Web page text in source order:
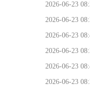
2026-06-23
2026-06-23
2026-06-23
2026-06-23
2026-06-23
2026-06-23